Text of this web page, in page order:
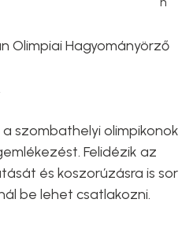
Olimpiai Hagyományörző
a szombathelyi olimpikonok
Felidézik az
és koszorúzásra is sor
be lehet csatlakozni.